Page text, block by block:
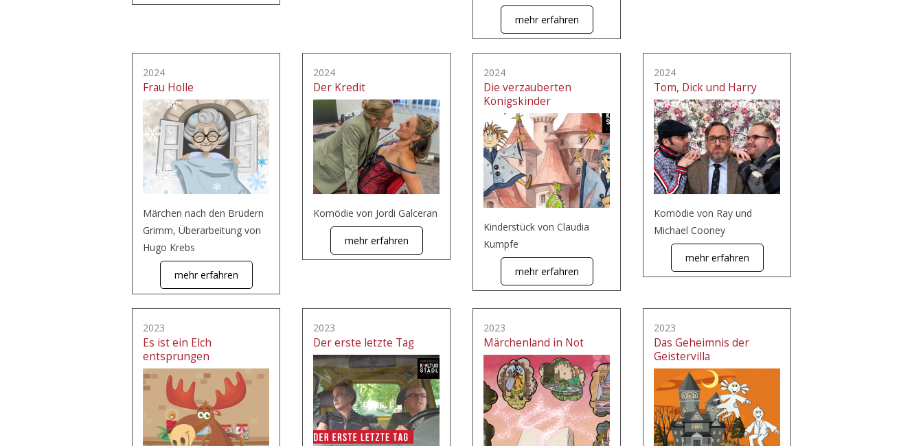
mehr erfahren
2024
Frau Holle
Märchen nach den Brüdern
Grimm, Überarbeitung von
Hugo Krebs
mehr erfahren
2024
Der Kredit
Komödie von Jordi Galceran
mehr erfahren
2024
Die verzauberten
Königskinder
Kinderstück von Claudia
Kumpfe
mehr erfahren
2024
Tom, Dick und Harry
Komödie von Ray und
Michael Cooney
mehr erfahren
2023
Es ist ein Elch
entsprungen
2023
Der erste letzte Tag
2023
Märchenland in Not
2023
Das Geheimnis der
Geistervilla